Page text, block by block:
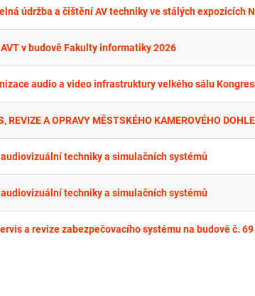
údržba a čištění AV techniky ve stálých expozicích
v budově Fakulty informatiky 2026
audio a video infrastruktury velkého sálu
REVIZE A OPRAVY MĚSTSKÉHO KAMEROVÉHO
techniky a simulačních systémů
techniky a simulačních systémů
a revize zabezpečovacího systému na budově č. 69